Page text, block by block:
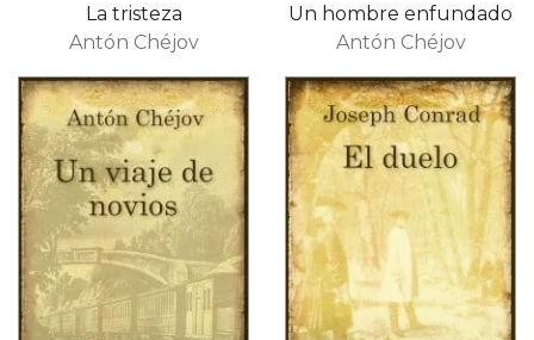
La tristeza
Antón Chéjov
Un hombre enfundado
Antón Chéjov